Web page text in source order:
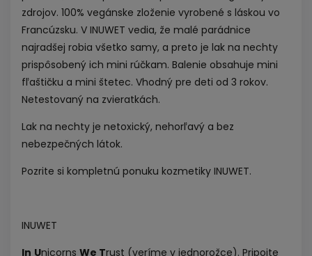
zdrojov. 100% vegánske zloženie vyrobené s láskou vo
Francúzsku. V INUWET vedia, že malé parádnice
najradšej robia všetko samy, a preto je lak na nechty
prispôsobený ich mini rúčkam. Balenie obsahuje mini
fľaštičku a mini štetec. Vhodný pre deti od 3 rokov.
Netestovaný na zvieratkách.
Lak na nechty je netoxický, nehorľavý a bez
nebezpečných látok.
Pozrite si kompletnú ponuku kozmetiky INUWET.
INUWET
In Unicorns We Trust (veríme v jednorožce). Pripojte